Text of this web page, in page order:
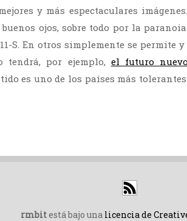
y más espectaculares
ojos, sobre todo por la
S. En otros simplemente se permite
tendrá, por ejemplo, el futuro
es uno de los países más
rmbitestá bajo una licencia de